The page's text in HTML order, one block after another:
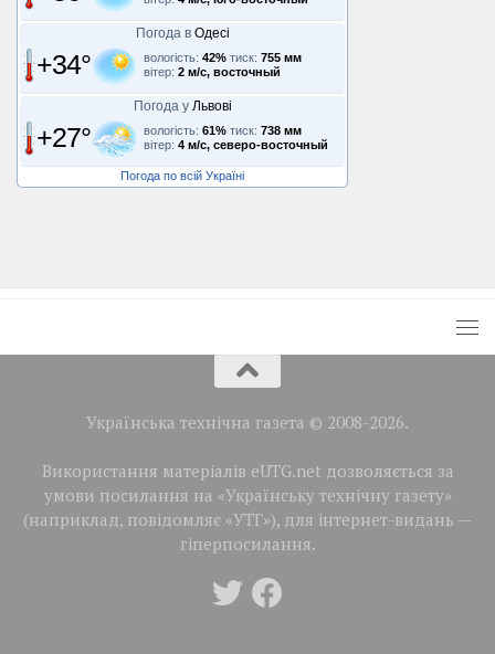
Погода в Одесі
+34° вологість: 42% тиск: 755 мм
вітер: 2 м/с, восточный
Погода у Львові
+27° вологість: 61% тиск: 738 мм
вітер: 4 м/с, северо-восточный
Погода по всій Україні
Українська технічна газета © 2008-2026.
Використання матеріалів eUTG.net дозволяється за
умови посилання на «Українську технічну газету»
(наприклад, повідомляє «УТГ»), для інтернет-видань —
гіперпосилання.